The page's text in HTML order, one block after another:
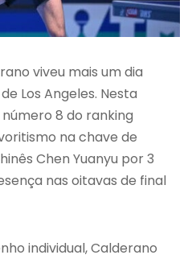
viveu mais um dia
Los Angeles. Nesta
8 do ranking
na chave de
Chen Yuanyu por 3
nas oitavas de final
individual, Calderano